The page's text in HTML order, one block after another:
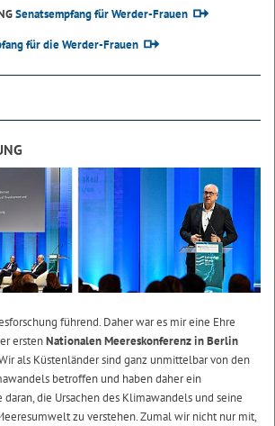
Senatsempfang für Werder-Frauen
für die Werder-Frauen
führend. Daher war es mir eine Ehre
erstenNationalen Meereskonferenz in Berlin
als Küstenländer sind ganz unmittelbar von den
betroffen und haben daher ein
die Ursachen des Klimawandels und seine
zu verstehen. Zumal wir nicht nur mit,